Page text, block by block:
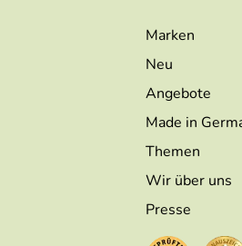
Marken
Neu
Angebote
Made in
Themen
Wir über uns
Presse